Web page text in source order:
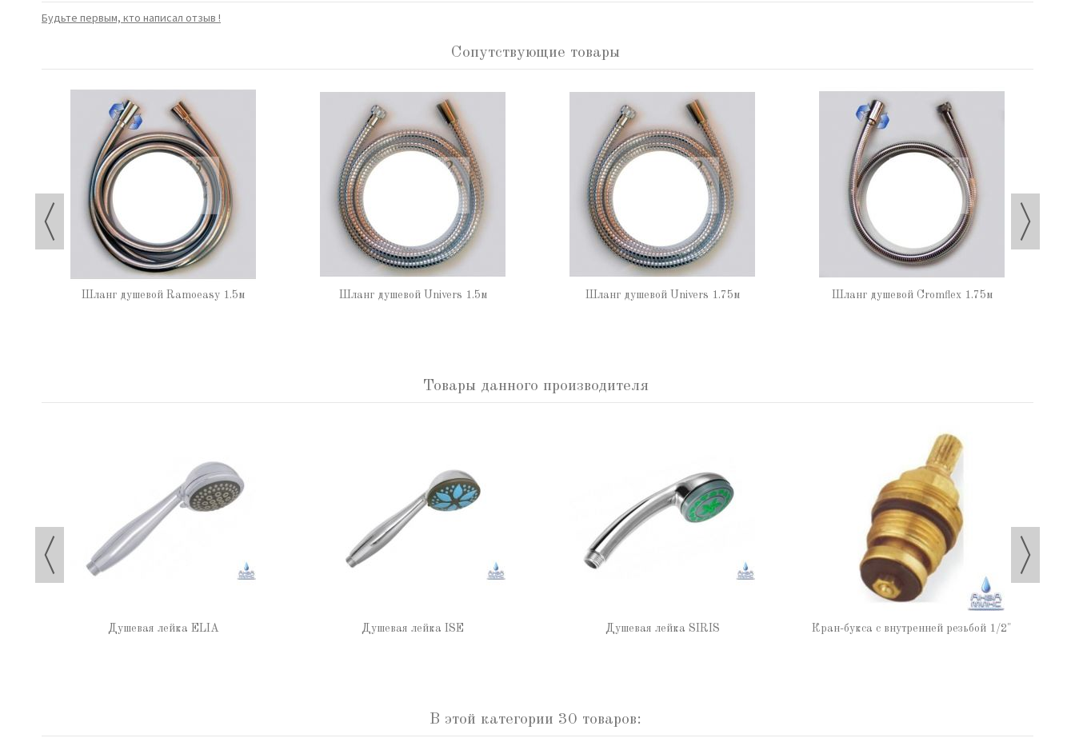
Будьте первым, кто написал отзыв !
Сопутствующие товары
Шланг душевой Ramoeasy 1.5м Шланг душевой Univers 1.5м Шланг душевой Univers 1.75м Шланг душевой Cromflex 1.75м
Товары данного производителя
Душевая лейка ELIA Душевая лейка ISE Душевая лейка SIRIS Кран-букса с внутренней резьбой 1/2"
В этой категории 30 товаров: